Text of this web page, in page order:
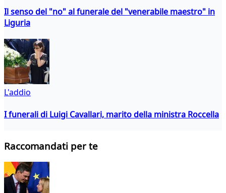
Il senso del "no" al funerale del "venerabile maestro" in
Liguria
L'addio
I funerali di Luigi Cavallari, marito della ministra Roccella
Raccomandati per te